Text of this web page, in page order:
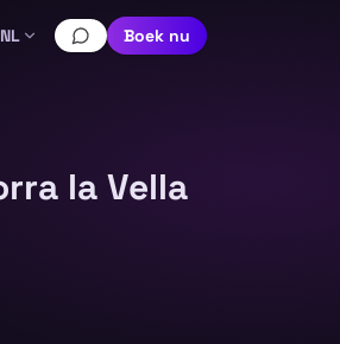
NL Boek nu
la Vella